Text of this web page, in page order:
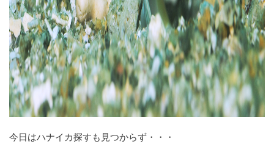
今日はハナイカ探すも見つからず・・・